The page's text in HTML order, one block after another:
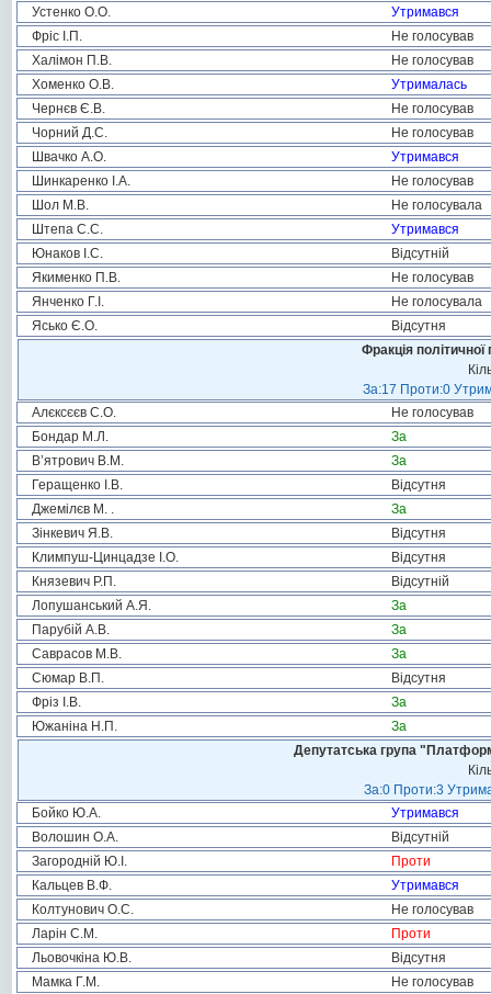
Устенко О.О.
Утримався
Фріс І.П.
Не голосував
Халімон П.В.
Не голосував
Хоменко О.В.
Утрималась
Чернєв Є.В.
Не голосував
Чорний Д.С.
Не голосував
Швачко А.О.
Утримався
Шинкаренко І.А.
Не голосував
Шол М.В.
Не голосувала
Штепа С.С.
Утримався
Юнаков І.С.
Відсутній
Якименко П.В.
Не голосував
Янченко Г.І.
Не голосувала
Ясько Є.О.
Відсутня
Фракція
За:17 Проти:0
Алєксєєв С.О.
Не голосував
Бондар М.Л.
За
В’ятрович В.М.
За
Геращенко І.В.
Відсутня
Джемілєв М. .
За
Зінкевич Я.В.
Відсутня
Климпуш-Цинцадзе І.О.
Відсутня
Князевич Р.П.
Відсутній
Лопушанський А.Я.
За
Парубій А.В.
За
Саврасов М.В.
За
Сюмар В.П.
Відсутня
Фріз І.В.
За
Южаніна Н.П.
За
Депутатська група
За:0 Проти:3
Бойко Ю.А.
Утримався
Волошин О.А.
Відсутній
Загородній Ю.І.
Проти
Кальцев В.Ф.
Утримався
Колтунович О.С.
Не голосував
Ларін С.М.
Проти
Льовочкіна Ю.В.
Відсутня
Мамка Г.М.
Не голосував